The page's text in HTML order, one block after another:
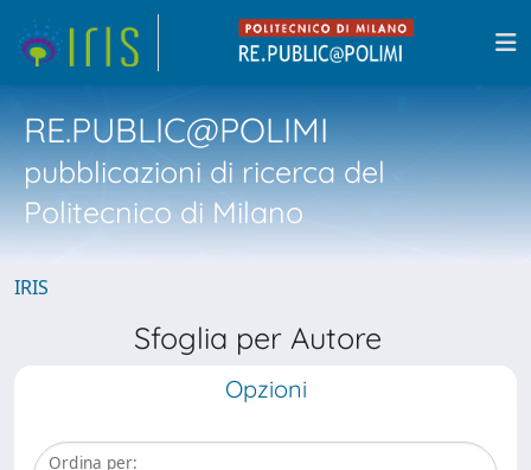
RE.PUBLIC@POLIMI
pubblicazioni di ricerca del
Politecnico di Milano
IRIS
Sfoglia per Autore
Opzioni
Ordina per: